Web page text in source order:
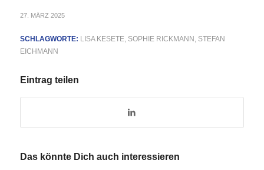
27. MÄRZ 2025
SCHLAGWORTE: LISA KESETE, SOPHIE RICKMANN
STEFAN
EICHMANN
Eintrag teilen
Das könnte Dich auch interessieren